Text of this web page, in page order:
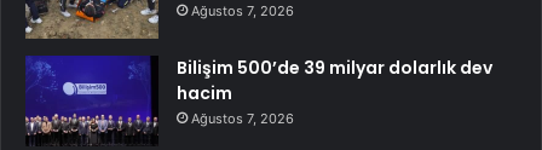
Ağustos 7, 2026
Bilişim 500’de 39 milyar dolarlık dev
hacim
Ağustos 7, 2026